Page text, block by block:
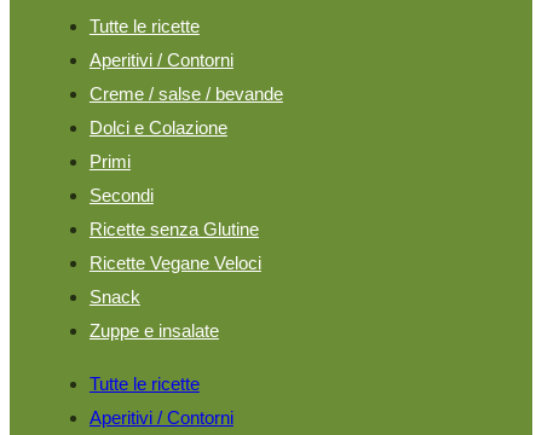
Tutte le ricette
Aperitivi / Contorni
Creme / salse / bevande
Dolci e Colazione
Primi
Secondi
Ricette senza Glutine
Ricette Vegane Veloci
Snack
Zuppe e insalate
Tutte le ricette
Aperitivi / Contorni